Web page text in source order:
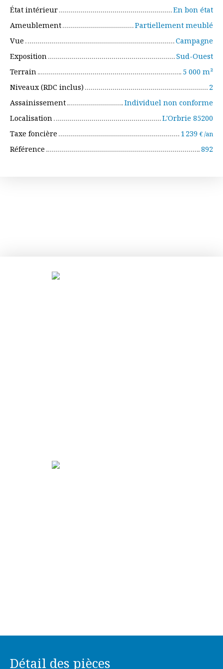
État intérieur
En bon état
Ameublement
Partiellement meublé
Vue
Campagne
Exposition
Sud-Ouest
Terrain
5 000 m²
Niveaux (RDC inclus)
2
Assainissement
Individuel non conforme
Localisation
L'Orbrie 85200
Taxe foncière
1 239 € /an
Référence 892
Détail des pièces